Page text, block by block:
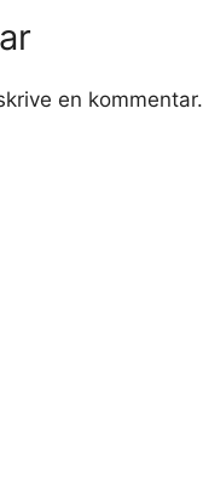
en kommentar.